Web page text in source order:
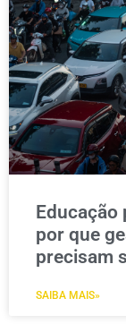
Educação
por que
precisam
SAIBA MAIS»